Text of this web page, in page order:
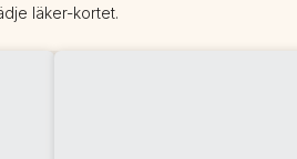
läker-kortet.